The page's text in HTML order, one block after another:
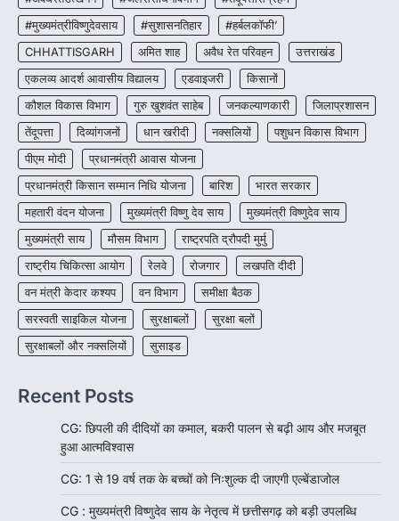
#मुख्यमंत्रीविष्णुदेवसाय
#सुशासनतिहार
#हर्बलकॉफी’
CHHATTISGARH
अमित शाह अवैध रेत परिवहन
उत्तराखंड
एकलव्य आदर्श आवासीय विद्यालय
एडवाइजरी
किसानों
कौशल विकास विभाग
गुरु खुशवंत साहेब जनकल्याणकारी
जिलाप्रशासन
तेंदूपत्ता
दिव्यांगजनों धान खरीदी नक्सलियों
पशुधन विकास विभाग
पीएम मोदी
प्रधानमंत्री आवास योजना
प्रधानमंत्री किसान सम्मान निधि योजना
बारिश
भारत सरकार
महतारी वंदन योजना
मुख्यमंत्री विष्णु देव साय
मुख्यमंत्री विष्णुदेव साय
मुख्यमंत्री साय
मौसम विभाग
राष्ट्रपति द्रौपदी मुर्मु
राष्ट्रीय चिकित्सा आयोग
रेलवे रोजगार
लखपति दीदी
वन मंत्री केदार कश्यप
वन विभाग
समीक्षा बैठक
सरस्वती साइकिल योजना
सुरक्षाबलों
सुरक्षा बलों
सुरक्षाबलों और नक्सलियों
सुसाइड
Recent Posts
CG: छिपली की दीदियों का कमाल, बकरी पालन से बढ़ी आय और मजबूत
हुआ आत्मविश्वास
CG: 1 से 19 वर्ष तक के बच्चों को निःशुल्क दी जाएगी एल्बेंडाजोल
CG : मुख्यमंत्री विष्णुदेव साय के नेतृत्व में छत्तीसगढ़ को बड़ी उपलब्धि